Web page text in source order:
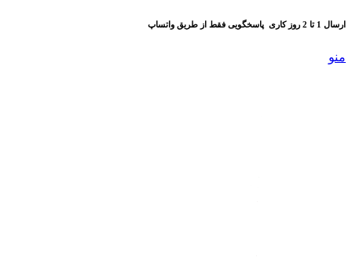
ارسال 1 تا 2 روز کاری پاسخگویی فقط از طریق واتساپ
منو